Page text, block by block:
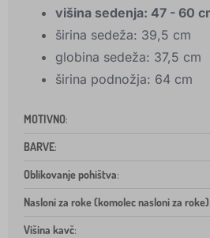
višina sedenja: 47 - 60
širina sedeža: 39,5 cm
globina sedeža: 37,5 cm
širina podnožja: 64 cm
MOTIVNO:
BARVE:
Oblikovanje pohištva:
Nasloni za roke (komolec nasloni za roke)
Višina kavč: